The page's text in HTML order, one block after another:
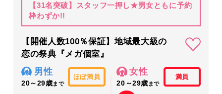
【31名突破】スタッフ一押し★男女ともに予約
枠わずか!!
【開催人数100％保証】地域最大級の
恋の祭典『メガ個室』
男性
20～29歳まで
ほぼ満員
女性
20～29歳 まで
満員